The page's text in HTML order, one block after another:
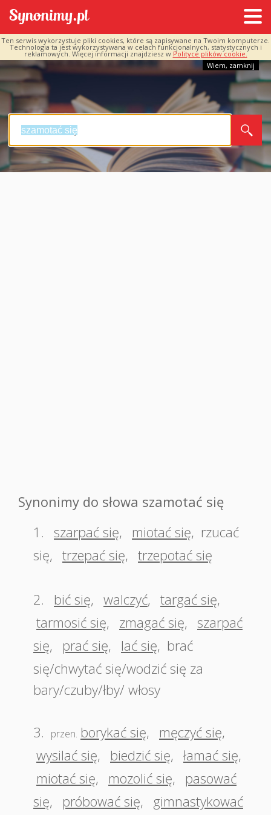
Ten serwis wykorzystuje pliki cookies, które są zapisywane na Twoim komputerze.
Technologia ta jest wykorzystywana w celach funkcjonalnych, statystycznych i
reklamowych. Więcej informacji znajdziesz w Polityce plików cookie.
Wiem, zamknij
Synonimy do słowa szamotać się
1.
szarpać się, miotać się, rzucać
się, trzepać się, trzepotać się
2. bić się, walczyć, targać się,
tarmosić się, zmagać się,
szarpać
się, prać się, lać się, brać
się/chwytać się/wodzić się za
bary/czuby/łby/ włosy
3. przen. borykać się, męczyć się,
wysilać się, biedzić się, łamać się,
miotać się, mozolić się,
pasować
się, próbować się, gimnastykować